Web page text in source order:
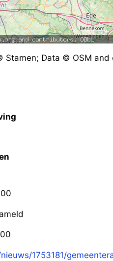
Stamen; Data © OSM and
1753181/